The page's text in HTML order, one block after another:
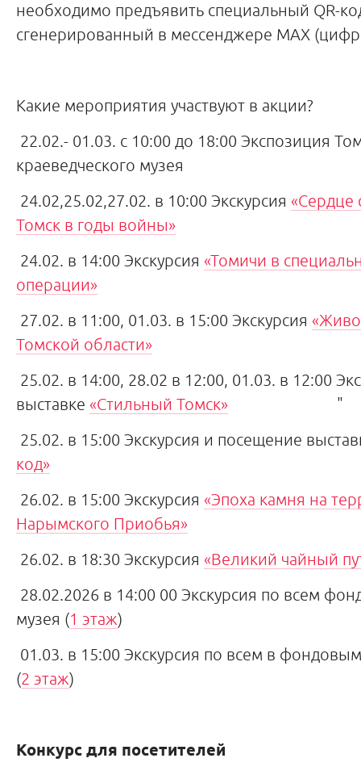
необходимо предъявить специальный QR-
сгенерированный в мессенджере MAX
Какие мероприятия участвуют в акции?
22.02.- 01.03. с 10:00 до 18:00 Экспозиция
краеведческого музея
24.02,25.02,27.02. в 10:00 Экскурсия «Сердце
Томск в годы войны»
24.02. в 14:00 Экскурсия «Томичи в
операции»
27.02. в 11:00, 01.03. в 15:00 Экскурсия
Томской области»
25.02. в 14:00, 28.02 в 12:00, 01.03. в 12:00
выставке «Стильный Томск» "
25.02. в 15:00 Экскурсия и посещение
код»
26.02. в 15:00 Экскурсия «Эпоха камня на
Нарымского Приобья»
26.02. в 18:30 Экскурсия «Великий чайный
28.02.2026 в 14:00 00 Экскурсия по всем
музея (1 этаж)
01.03. в 15:00 Экскурсия по всем в
(2 этаж)
Конкурс для посетителей